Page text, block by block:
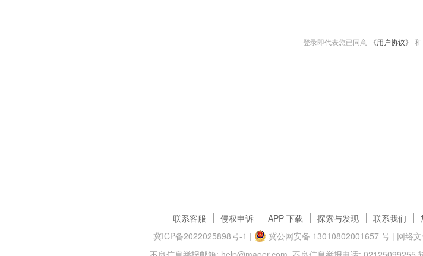
登录即代表您已同意 《用户协议》 和
联系客服 侵权申诉 APP 下载 探索与发现 联系我们
冀ICP备2022025898号-1 | 冀公网安备 13010802001657 号| 网络文